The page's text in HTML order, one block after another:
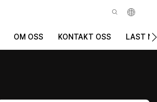
OM OSS KONTAKT OSS LAST